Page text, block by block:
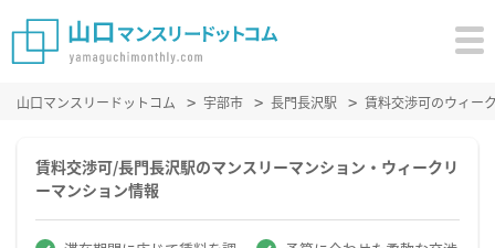
山口マンスリードットコム 宇部市 長門長沢駅 賃料交渉可のウィー
賃料交渉可/長門長沢駅のマンスリーマンション・ウィークリ
ーマンション情報